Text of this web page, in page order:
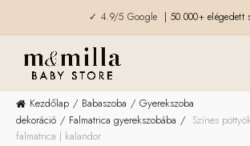
✓ 4.9/5 Google | 50.000+ elégedett
Kezdőlap Babaszoba
Gyerekszoba
dekoráció
Falmatrica gyerekszobába
Színes pöttyök
falmatrica | kalandor